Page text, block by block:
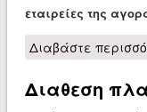
εταιρείες της
Διαβάστε
Διαθεση